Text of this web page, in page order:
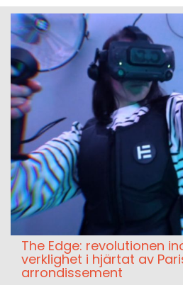
The Edge: revolutionen
verklighet i hjärtat av
arrondissement